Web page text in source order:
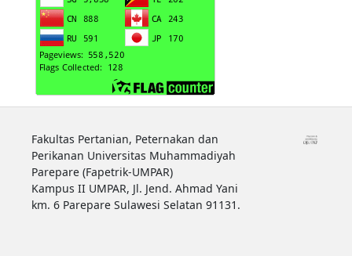
Fakultas Pertanian, Peternakan dan
Perikanan Universitas Muhammadiyah
Parepare (Fapetrik-UMPAR)
Kampus II UMPAR, Jl. Jend. Ahmad Yani
km. 6 Parepare Sulawesi Selatan 91131.